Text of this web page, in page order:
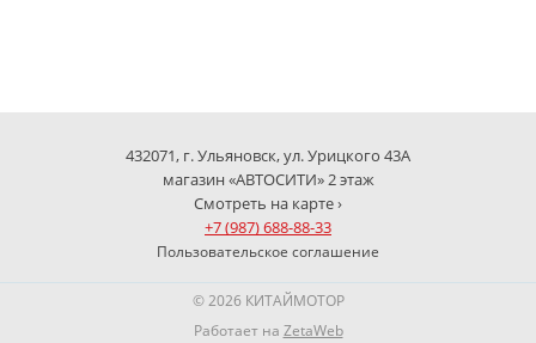
432071, г. Ульяновск, ул. Урицкого 43А
магазин «АВТОСИТИ» 2 этаж
Смотреть на карте ›
+7 (987) 688-88-33
Пользовательское соглашение
© 2026 КИТАЙМОТОР
Работает на ZetaWeb